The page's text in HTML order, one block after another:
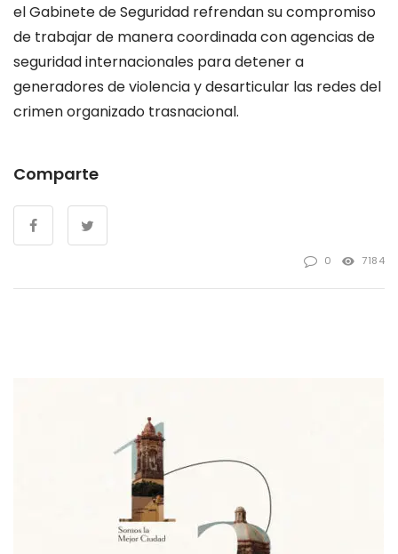
el Gabinete de Seguridad refrendan su compromiso
de trabajar de manera coordinada con agencias de
seguridad internacionales para detener a
generadores de violencia y desarticular las redes del
crimen organizado trasnacional.
Comparte
0 7184